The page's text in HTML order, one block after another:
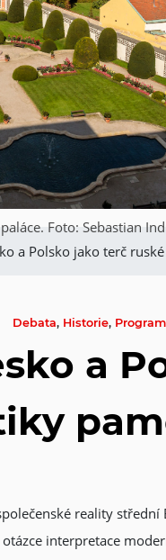
Foto: Sebastian
a Polsko jako terč
Debata, Historie, Program
a
reality
interpretace